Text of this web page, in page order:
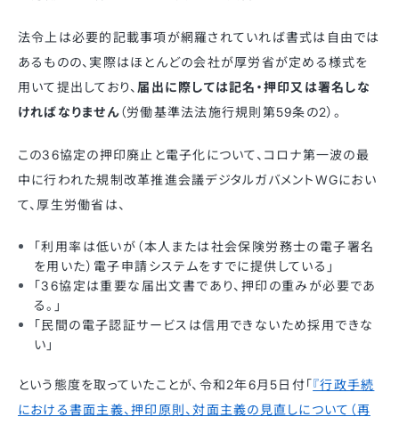
法令上は必要的記載事項が網羅されていれば書式は自由では
あるものの、実際はほとんどの会社が厚労省が定める様式を
用いて提出しており、 届出に際しては記名・押印⼜は署名しな
ければなりません（労働基準法法施⾏規則第59条の2）。
この36協定の押印廃止と電子化について、コロナ第一波の最
中に行われた規制改革推進会議デジタルガバメントWGにおい
て、厚生労働省は、
「利用率は低いが（本人または社会保険労務士の電子署名
を用いた）電子申請システムをすでに提供している」
「36協定は重要な届出文書であり、押印の重みが必要であ
る。」
「民間の電子認証サービスは信用できないため採用できな
い」
という態度を取っていたことが、令和2年6月5日付「『行政手続
における書面主義、押印原則、対面主義の見直しについて（再